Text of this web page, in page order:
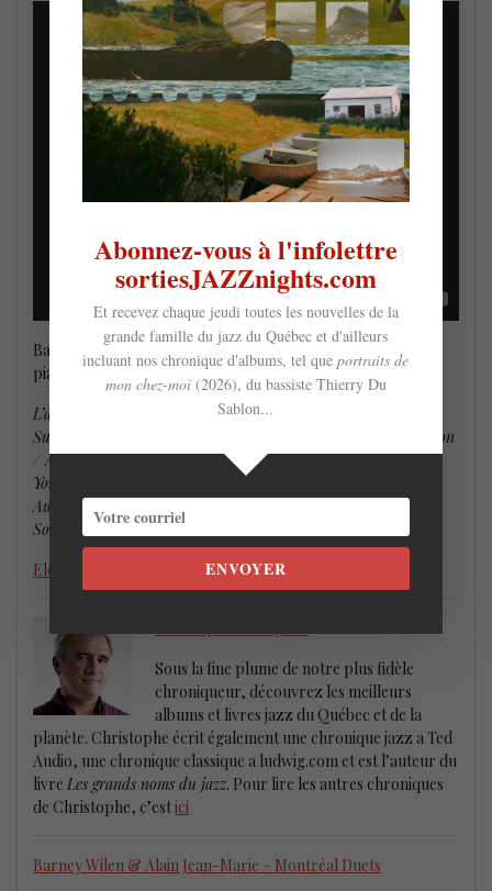
Barney Wilen : saxophone tenor et soprano / Tete Montoliu :
piano / Ricardo Del Fra : contrebasse / Aaron Scott : batterie.
L’âme des poètes / Billie’s Bounce / ‘Round Midnight /
Summertime / Medley : It Never Entered My Mind – Invitation
/ All The Things
You Are / La valse des lilas / Medley : Sous le soleil de Paris –
Automn Leaves / Blues for DN / Scrapple From The Apple /
Someday My Prince Will Come
Elemental Music
Sous la fine plume de notre plus fidèle
chroniqueur, découvrez les meilleurs
albums et livres jazz du Québec et de la
planète. Christophe écrit également une chronique jazz a Ted
Audio, une chronique classique a ludwig.com et est l’auteur du
livre Les grands noms du jazz. Pour lire les autres chroniques
de Christophe, c’estici
Barney Wilen & Alain Jean-Marie – Montréal Duets
Abonnez-vous à l'infolettre
sortiesJAZZnights.com
Et recevez chaque jeudi toutes les nouvelles de la
grande famille du jazz du Québec et d'ailleurs
incluant nos chronique d'albums, tel queportraits de
mon chez-moi (2026), du bassiste Thierry Du
Sablon...
ENVOYER